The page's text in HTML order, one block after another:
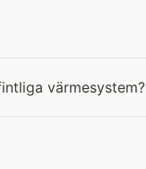
värmesystem?